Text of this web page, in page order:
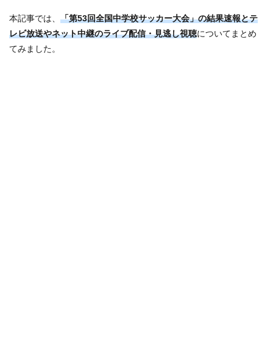
本記事では、 「第53回全国中学校サッカー大会」の結果速報とテ
レビ放送やネット中継のライブ配信・見逃し視聴についてまとめ
てみました。